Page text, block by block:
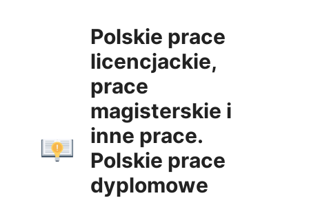
Polskie prace
licencjackie,
prace
magisterskie i
inne prace.
Polskie prace
dyplomowe